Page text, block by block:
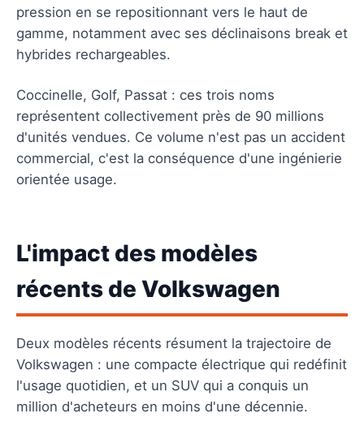
pression en se repositionnant vers le haut de
gamme, notamment avec ses déclinaisons break et
hybrides rechargeables.
Coccinelle, Golf, Passat : ces trois noms
représentent collectivement près de 90 millions
d'unités vendues. Ce volume n'est pas un accident
commercial, c'est la conséquence d'une ingénierie
orientée usage.
L'impact des modèles
récents de Volkswagen
Deux modèles récents résument la trajectoire de
Volkswagen : une compacte électrique qui redéfinit
l'usage quotidien, et un SUV qui a conquis un
million d'acheteurs en moins d'une décennie.